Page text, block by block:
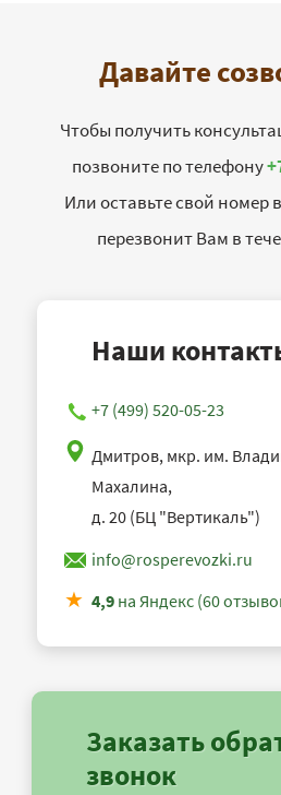
Давайте
Чтобы получить
позвоните по телефону
Или оставьте свой номер
перезвонит Вам в
Наши
+7 (499) 520-05-23
Дмитров, мкр. им.
Махалина,
д. 20 (БЦ "Вертикаль")
info@rosperevozki.ru
4,9 на Яндекс (60
Заказать
звонок